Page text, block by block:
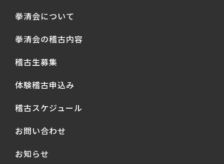
拳清会について
拳清会の稽古内容
稽古生募集
体験稽古申込み
稽古スケジュール
お問い合わせ
お知らせ